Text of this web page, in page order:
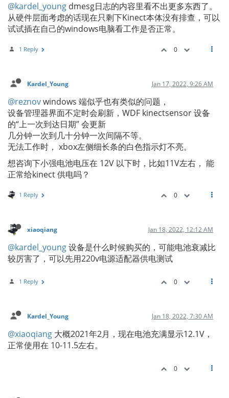
@kardel_young dmesg日志的内容里看不出更多东西了。
从硬件层面考虑的话现在只剩下Kinect本体没有排查，可以
试试插在自己的windows电脑看工作是否正常。
1 Reply 0
Kardel_Young Jan 17, 2022, 9:26 AM
@reznovwindows 端似乎也有类似的问题，
设备管理器界面不定时会刷新，WDF kinectsensor 设备
的“上一次到达日期” 会更新
几分钟一次到几十分钟一次间隔不等。
无法工作时， xbox左侧细长条的白色指示灯不亮。
想咨询下小强电池电压在 12V 以下时，比如11V左右， 能
正常给kinect 供电吗？
1 Reply 0
xiaoqiang Jan 18, 2022, 12:12 AM
@kardel_young设备是什么时候购买的，可能电池衰减比
较厉害了，可以先用220v电源适配器供电测试
1 Reply 0
Kardel_Young Jan 18, 2022, 7:30 AM
@xiaoqiang 大概2021年2月，现在电池充满显示12.1V，
正常使用在 10-11.5左右。
0